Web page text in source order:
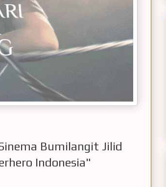
Bumilangit Jilid
Indonesia"